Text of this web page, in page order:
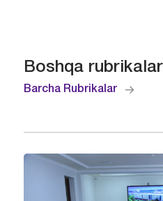
Boshqa
Barcha Rubrikalar